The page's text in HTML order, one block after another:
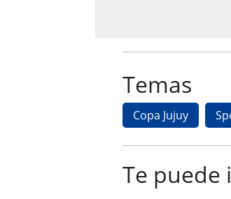
Temas
Copa Jujuy
Te puede